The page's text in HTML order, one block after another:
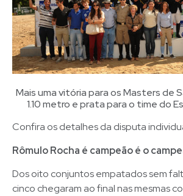
Mais uma vitória para os Masters de
1.10 metro e prata para o time do
Confira os detalhes da disputa
Rômulo Rocha é campeão é o
Dos oito conjuntos empatados sem
cinco chegaram ao final nas mesmas